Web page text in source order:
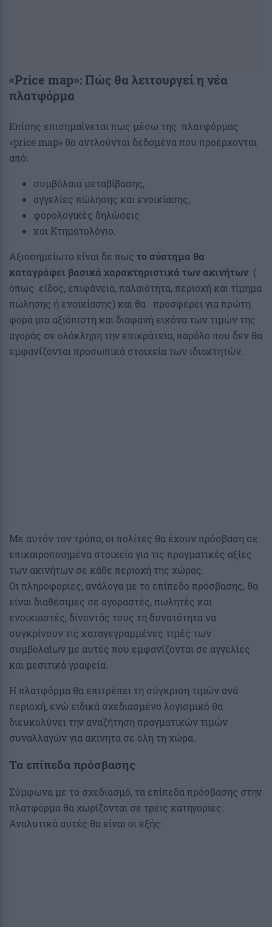
«Price map»: Πώς θα λειτουργεί η νέα
πλατφόρμα
Επίσης επισημαίνεται πως μέσω της πλατφόρμας
«price map» θα αντλούνται δεδομένα που προέρχονται
από:
συμβόλαια μεταβίβασης,
αγγελίες πώλησης και ενοικίασης,
φορολογικές δηλώσεις
και Κτηματολόγιο.
Αξιοσημείωτο είναι δε πως το σύστημα θα
καταγράφει βασικά χαρακτηριστικά των ακινήτων(
όπως είδος, επιφάνεια, παλαιότητα, περιοχή και τίμημα
πώλησης ή ενοικίασης) και θα προσφέρει για πρώτη
φορά μια αξιόπιστη και διαφανή εικόνα των τιμών της
αγοράς σε ολόκληρη την επικράτεια, παρόλο που δεν θα
εμφανίζονται προσωπικά στοιχεία των ιδιοκτητών.
Με αυτόν τον τρόπο, οι πολίτες θα έχουν πρόσβαση σε
επικαιροποιημένα στοιχεία για τις πραγματικές αξίες
των ακινήτων σε κάθε περιοχή της χώρας.
Οι πληροφορίες, ανάλογα με το επίπεδο πρόσβασης, θα
είναι διαθέσιμες σε αγοραστές, πωλητές και
ενοικιαστές, δίνοντάς τους τη δυνατότητα να
συγκρίνουν τις καταγεγραμμένες τιμές των
συμβολαίων με αυτές που εμφανίζονται σε αγγελίες
και μεσιτικά γραφεία.
Η πλατφόρμα θα επιτρέπει τη σύγκριση τιμών ανά
περιοχή, ενώ ειδικά σχεδιασμένο λογισμικό θα
διευκολύνει την αναζήτηση πραγματικών τιμών
συναλλαγών για ακίνητα σε όλη τη χώρα.
Τα επίπεδα πρόσβασης
Σύμφωνα με το σχεδιασμό, τα επίπεδα πρόσβασης στην
πλατφόρμα θα χωρίζονται σε τρεις κατηγορίες.
Αναλυτικά αυτές θα είναι οι εξής: